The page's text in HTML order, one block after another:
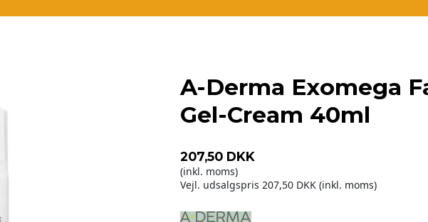
A-Derma Exomega
Gel-Cream 40ml
207,50 DKK
(inkl. moms)
Vejl. udsalgspris 207,50 DKK (inkl. moms)